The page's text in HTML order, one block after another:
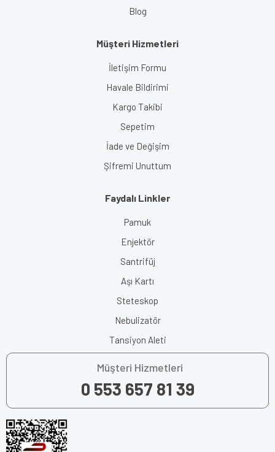
Blog
Müşteri Hizmetleri
İletişim Formu
Havale Bildirimi
Kargo Takibi
Sepetim
İade ve Değişim
Şifremi Unuttum
Faydalı Linkler
Pamuk
Enjektör
Santrifüj
Aşı Kartı
Steteskop
Nebulizatör
Tansiyon Aleti
Müşteri Hizmetleri
0 553 657 81 39